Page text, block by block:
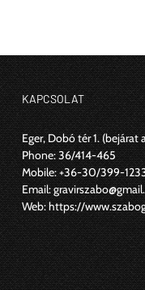
KAPCSOLAT
Eger, Dobó tér 1.(bejárat
Phone:36/414-465
Mobile:+36-30/399-
Email:
Web:https://